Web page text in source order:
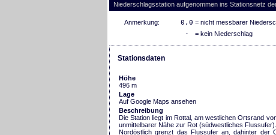
Niederschlagsstation aufgenommen ins Stationsnetz
Anmerkung: 0,0 = nicht messbarer
- = kein Niederschlag
Stationsdaten
Höhe
496 m
Lage
Auf Google Maps ansehen
Beschreibung
Die Station liegt im Rottal, am westlichen Ortsrand
unmittelbarer Nähe zur Rot (südwestliches Flussufer).
Nordöstlich grenzt das Flussufer an, dahinter der